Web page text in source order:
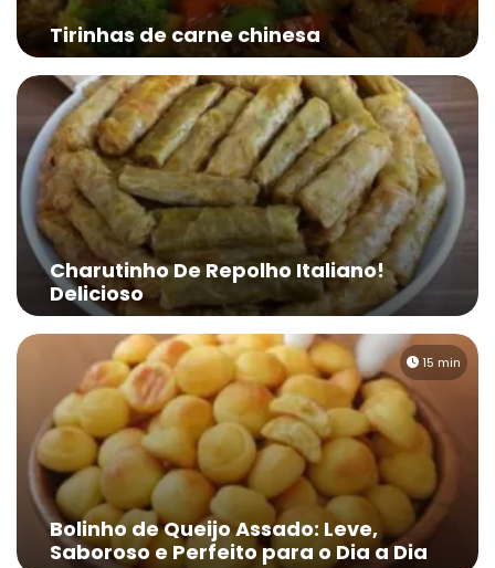
Tirinhas de carne chinesa
Charutinho De Repolho Italiano!
Delicioso
15 min
Bolinho de Queijo Assado: Leve,
Saboroso e Perfeito para o Dia a Dia